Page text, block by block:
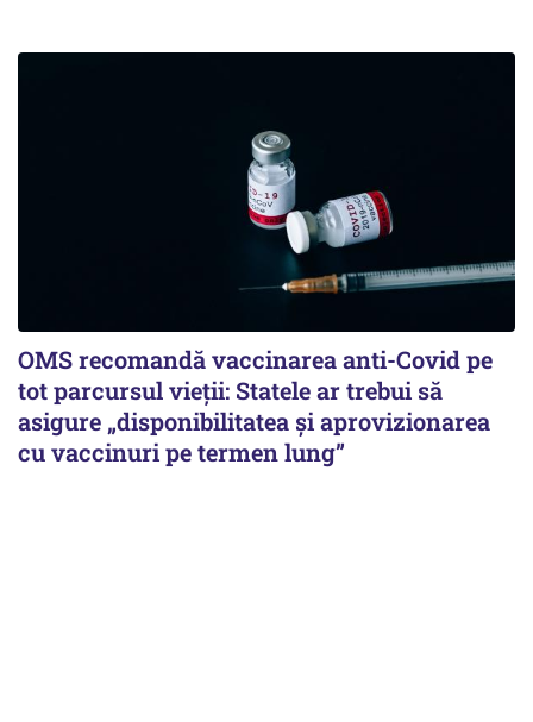
OMS recomandă vaccinarea anti-Covid pe
tot parcursul vieții: Statele ar trebui să
asigure „disponibilitatea și aprovizionarea
cu vaccinuri pe termen lung”